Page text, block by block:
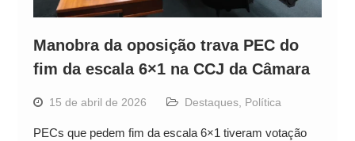
Manobra da oposição trava PEC do
fim da escala 6×1 na CCJ da Câmara
15 de abril de 2026 Destaques, Política
PECs que pedem fim da escala 6×1 tiveram votação